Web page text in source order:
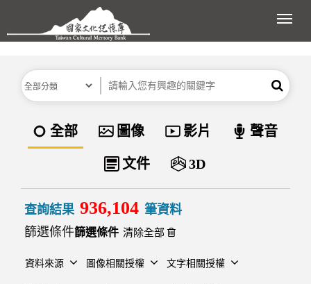
跳到主要內容區塊
展
分類 關鍵字 搜尋
資料類型
全部 圖像 影片 聲音
文件 3D
查詢結果 936,104 筆資料
篩選條件
清除全部
資料來源 圖像相關授權 文字相關授權